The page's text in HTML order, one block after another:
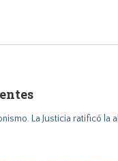
La Justicia ratificó la